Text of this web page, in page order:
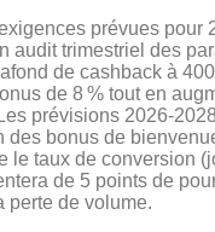
prévues pour
audit trimestriel des
de cashback à
de 8 % tout en
prévisions
des bonus de
le taux de conversion
de 5 points de
perte de volume.